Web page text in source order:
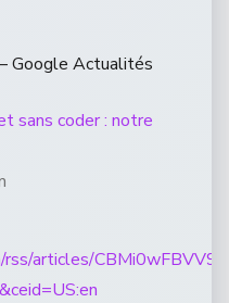
Google Actualités
sans coder : notre
articles/